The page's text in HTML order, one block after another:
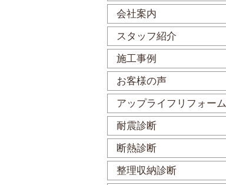
会社案内
スタッフ紹介
施工事例
お客様の声
アップライフリフォーム
耐震診断
断熱診断
整理収納診断